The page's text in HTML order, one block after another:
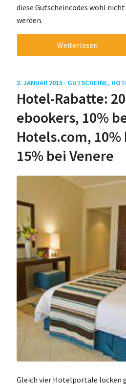
diese Gutscheincodes wohl
werden.
Weiterlesen
2. JANUAR 2015 · GUTSCHEINE,
Hotel-Rabatte:
ebookers, 10%
Hotels.com, 10%
15% bei Venere
Gleich vier Hotelportale locken